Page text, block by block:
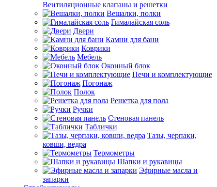
Вентиляционные клапаны и решетки
Вешалки, полки
Гималайская соль
Двери
Камни для бани
Коврики
Мебель
Оконный блок
Печи и комплектующие
Погонаж
Полок
Решетка для пола
Ручки
Стеновая панель
Таблички
Тазы, черпаки,
ковши, ведра
Термометры
Шапки и рукавицы
Эфирные масла и
запарки